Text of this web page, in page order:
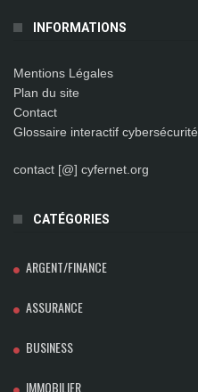
INFORMATIONS
Mentions Légales
Plan du site
Contact
Glossaire interactif cybersécurité
contact [@] cyfernet.org
CATÉGORIES
ARGENT/FINANCE
ASSURANCE
BUSINESS
IMMOBILIER